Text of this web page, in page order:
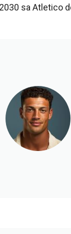
sa Atletico